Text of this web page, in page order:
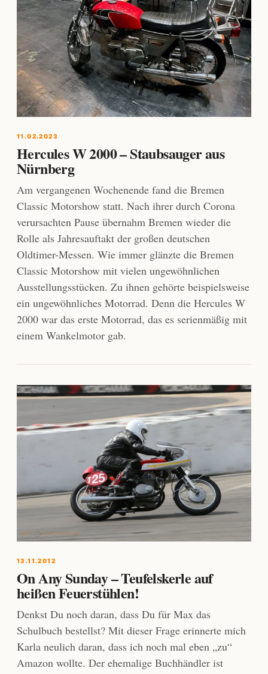
11.02.2023
Hercules W 2000 – Staubsauger aus
Nürnberg
Am vergangenen Wochenende fand die Bremen
Classic Motorshow statt. Nach ihrer durch Corona
verursachten Pause übernahm Bremen wieder die
Rolle als Jahresauftakt der großen deutschen
Oldtimer-Messen. Wie immer glänzte die Bremen
Classic Motorshow mit vielen ungewöhnlichen
Ausstellungsstücken. Zu ihnen gehörte beispielsweise
ein ungewöhnliches Motorrad. Denn die Hercules W
2000 war das erste Motorrad, das es serienmäßig mit
einem Wankelmotor gab.
13.11.2012
On Any Sunday – Teufelskerle auf
heißen Feuerstühlen!
Denkst Du noch daran, dass Du für Max das
Schulbuch bestellst? Mit dieser Frage erinnerte mich
Karla neulich daran, dass ich noch mal eben „zu“
Amazon wollte. Der ehemalige Buchhändler ist